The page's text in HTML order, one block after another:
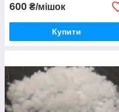
600 ₴/мішок
Купити